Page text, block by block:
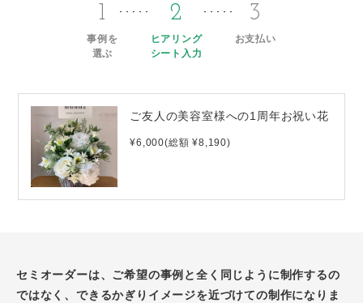
1
事例を
選ぶ
2
ヒアリング
シート入力
3
お支払い
ご友人の美容室様への1周年お祝い花
¥6,000(総額 ¥8,190)
セミオーダーは、ご希望の事例と全く同じように制作するの
ではなく、できるかぎりイメージを近づけての制作になりま